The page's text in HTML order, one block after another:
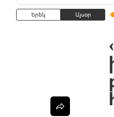
Երեկ Այսօր